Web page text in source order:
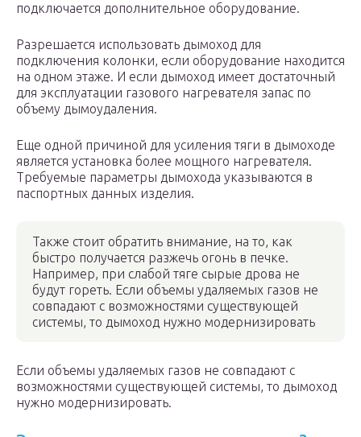
подключается дополнительное оборудование.
Разрешается использовать дымоход для
подключения колонки, если оборудование находится
на одном этаже. И если дымоход имеет достаточный
для эксплуатации газового нагревателя запас по
объему дымоудаления.
Еще одной причиной для усиления тяги в дымоходе
является установка более мощного нагревателя.
Требуемые параметры дымохода указываются в
паспортных данных изделия.
Также стоит обратить внимание, на то, как
быстро получается разжечь огонь в печке.
Например, при слабой тяге сырые дрова не
будут гореть. Если объемы удаляемых газов не
совпадают с возможностями существующей
системы, то дымоход нужно модернизировать
Если объемы удаляемых газов не совпадают с
возможностями существующей системы, то дымоход
нужно модернизировать.